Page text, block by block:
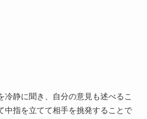
冷静に聞き、自分の意見も述べるこ
中指を立てて相手を挑発することで